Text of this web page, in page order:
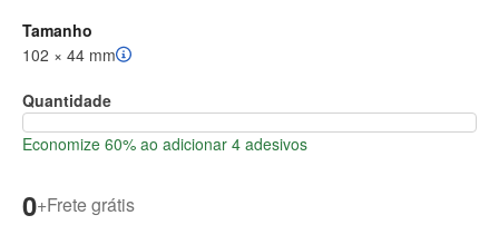
Tamanho
102 × 44 mm
Quantidade
Economize 60% ao adicionar 4 adesivos
0+Frete grátis